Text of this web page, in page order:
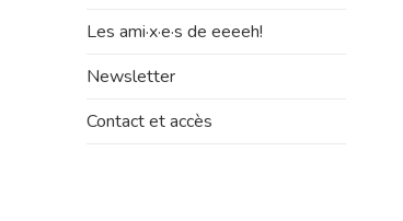
Les ami·x·e·s de eeeeh!
Newsletter
Contact et accès